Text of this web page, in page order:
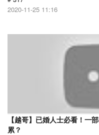
2020-11-25 11:16
【越哥】已婚人士必看！一
累？